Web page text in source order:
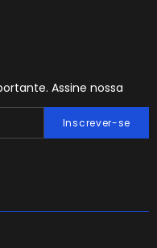
Assine nossa
Inscrever-se